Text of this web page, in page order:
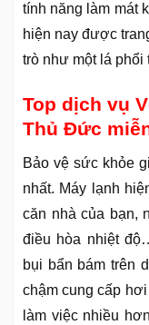
tính năng làm mát
hiện nay được
trò như một lá
Top dịch vụ
Thủ Đức
Bảo vệ sức khỏe
nhất. Máy lạnh
căn nhà của bạn,
điều hòa nhiệt
bụi bẩn bám trên
chậm cung cấp
làm việc nhiều